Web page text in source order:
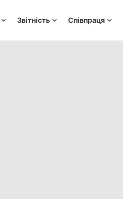
Звітність Співпраця